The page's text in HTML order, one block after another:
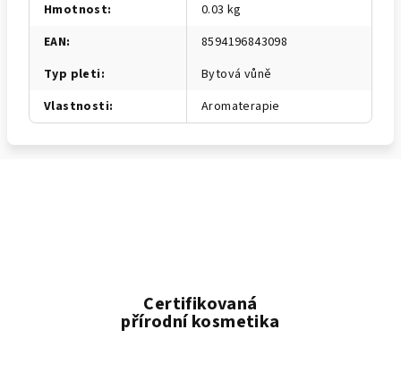
Certifikovaná
přírodní kosmetika
Hmotnost:
0.03 kg
EAN:
8594196843098
Typ pleti:
Bytová vůně
Vlastnosti: Aromaterapie